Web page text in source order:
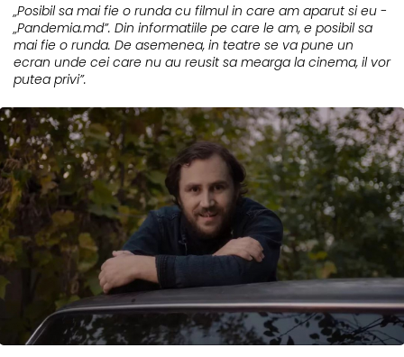
„Posibil sa mai fie o runda cu filmul in care am aparut si eu -
„Pandemia.md”. Din informatiile pe care le am, e posibil sa
mai fie o runda. De asemenea, in teatre se va pune un
ecran unde cei care nu au reusit sa mearga la cinema, il vor
putea privi”.